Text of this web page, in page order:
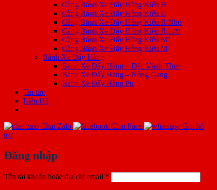
Càng Bánh Xe Đẩy Hàng Kiểu H
Càng Bánh Xe Đẩy Hàng Kiểu L
Càng Bánh Xe Đẩy Hàng Kiểu R Nhỏ
Càng Bánh Xe Đẩy Hàng Kiểu R Lớn
Càng Bánh Xe Đẩy Hàng Kiểu SC
Càng Bánh Xe Đẩy Hàng Kiểu M
Bánh Xe Đẩy Hàng
Bánh Xe Đẩy Hàng – Đặc Vành Thép
Bánh Xe Đẩy Hàng – Nòng Gang
Bánh Xe Đẩy Hàng Pu
Tin tức
Liên Hệ
Chat Zalo Chat Face
Gọi hỗ
trợ
Đăng nhập
Tên tài khoản hoặc địa chỉ email *
buộc